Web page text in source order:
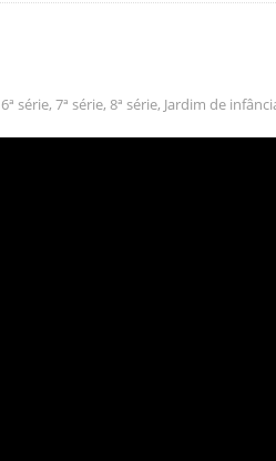
6ª série, 7ª série, 8ª série, Jardim de